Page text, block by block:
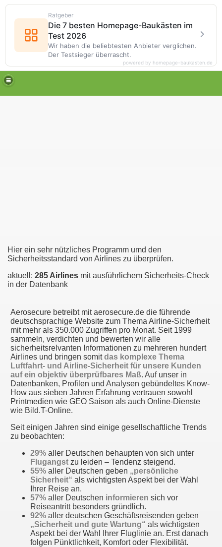
Hier ein sehr nützliches Programm umd den
Sicherheitsstandard von Airlines zu überprüfen.
aktuell: 285 Airlines mit ausführlichem Sicherheits-Check
in der Datenbank
Aerosecure betreibt mit aerosecure.de die führende
deutschsprachige Website zum Thema Airline-Sicherheit
mit mehr als 350.000 Zugriffen pro Monat. Seit 1999
sammeln, verdichten und bewerten wir alle
sicherheitsrelvanten Informationen zu mehreren hundert
Airlines und bringen somitdas komplexe Thema
Luftfahrt- und Airline-Sicherheit für unsere Kunden
auf ein objektiv überprüfbares Maß. Auf unser in
Datenbanken, Profilen und Analysen gebündeltes Know-
How aus sieben Jahren Erfahrung vertrauen sowohl
Printmedien wie GEO Saison als auch Online-Dienste
wie Bild.T-Online.
Seit einigen Jahren sind einige gesellschaftliche Trends
zu beobachten:
29% aller Deutschen behaupten von sich unter
Flugangst zu leiden – Tendenz steigend.
55% aller Deutschen geben „persönliche
Sicherheit“ als wichtigsten Aspekt bei der Wahl
Ihrer Reise an.
57% aller Deutschen informieren sich vor
Reiseantritt besonders gründlich.
92% aller deutschen Geschäftsreisenden geben
„Sicherheit und gute Wartung“ als wichtigsten
Aspekt bei der Wahl Ihrer Fluglinie an. Erst danach
folgen Pünktlichkeit, Komfort oder Flexibilität.
Ratgeber
Die 7 besten Homepage-Baukästen im
Test 2026
Wir haben die beliebtesten Anbieter verglichen.
Der Testsieger überrascht.
powered by homepage-baukasten.de